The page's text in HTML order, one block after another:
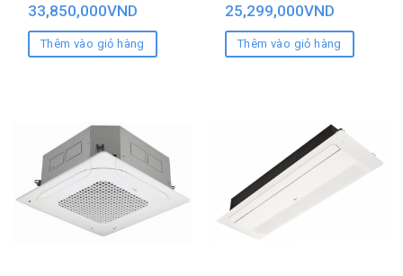
33,850,000VND
Thêm vào giỏ hàng
25,299,000VND
Thêm vào giỏ hàng